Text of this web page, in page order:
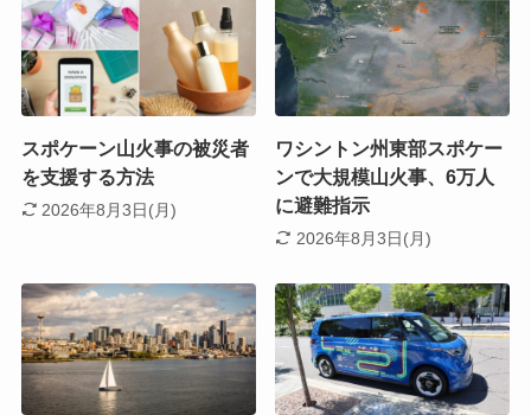
スポケーン山火事の被災者
を支援する方法
2026年8月3日(月)
ワシントン州東部スポケー
ンで大規模山火事、6万人
に避難指示
2026年8月3日(月)